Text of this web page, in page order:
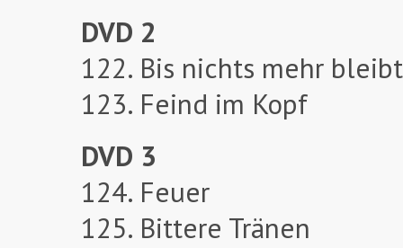
DVD 2
122. Bis nichts mehr bleibt
123. Feind im Kopf
DVD 3
124. Feuer
125. Bittere Tränen